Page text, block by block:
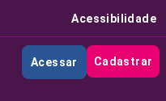
Acessibilidade
Acessar Cadastrar